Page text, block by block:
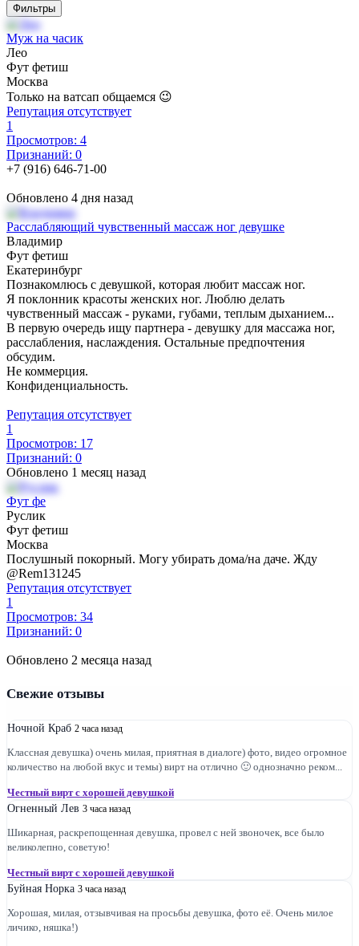
Фильтры
Муж на часик
Лео
Фут фетиш
Москва
Только на ватсап общаемся 😉
Репутация отсутствует
1
Просмотров: 4
Признаний: 0
+7 (916) 646-71-00
Обновлено 4 дня назад
Расслабляющий чувственный массаж ног девушке
Владимир
Фут фетиш
Екатеринбург
Познакомлюсь с девушкой, которая любит массаж ног.
Я поклонник красоты женских ног. Люблю делать
чувственный массаж - руками, губами, теплым дыханием...
В первую очередь ищу партнера - девушку для массажа ног,
расслабления, наслаждения. Остальные предпочтения
обсудим.
Не коммерция.
Конфиденциальность.
Репутация отсутствует
1
Просмотров: 17
Признаний: 0
Обновлено 1 месяц назад
Фут фе
Руслик
Фут фетиш
Москва
Послушный покорный. Могу убирать дома/на даче. Жду
@Rem131245
Репутация отсутствует
1
Просмотров: 34
Признаний: 0
Обновлено 2 месяца назад
Свежие отзывы
Ночной Краб 2 часа назад
Классная девушка) очень милая, приятная в диалоге) фото, видео огромное
количество на любой вкус и темы) вирт на отлично 🙂 однозначно реком...
Честный вирт с хорошей девушкой
Огненный Лев 3 часа назад
Шикарная, раскрепощенная девушка, провел с ней звоночек, все было
великолепно, советую!
Честный вирт с хорошей девушкой
Буйная Норка 3 часа назад
Хорошая, милая, отзывчивая на просьбы девушка, фото её. Очень милое
личико, няшка!)